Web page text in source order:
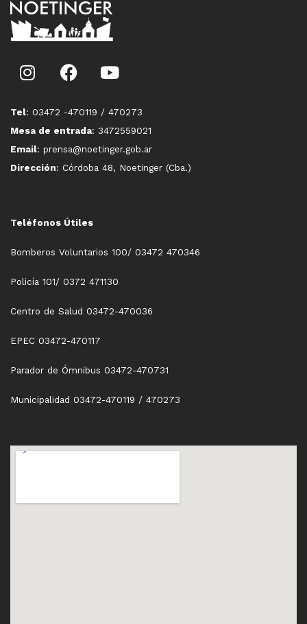
Tel: 03472 -470119 / 470273
Mesa de entrada: 3472559021
Email: prensa@noetinger.gob.ar
Dirección: Córdoba 48, Noetinger (Cba.)
Teléfonos Útiles
Bomberos Voluntarios 100/ 03472 470346
Policía 101/ 0372 471130
Centro de Salud 03472-470036
EPEC 03472-470117
Parador de Ómnibus 03472-470731
Municipalidad 03472-470119 / 470273